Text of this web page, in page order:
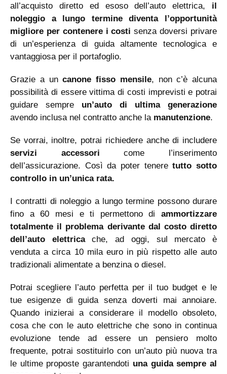
all’acquisto diretto ed esoso dell’auto elettrica, il
noleggio a lungo termine diventa l’opportunità
migliore per contenere i costi senza doversi privare
di un’esperienza di guida altamente tecnologica e
vantaggiosa per il portafoglio.
Grazie a uncanone fisso mensile, non c’è alcuna
possibilità di essere vittima di costi imprevisti e potrai
guidare sempre un’auto di ultima generazione
avendo inclusa nel contratto anche la manutenzione.
Se vorrai, inoltre, potrai richiedere anche di includere
servizi accessori come l’inserimento
dell’assicurazione. Così da poter teneretutto sotto
controllo in un’unica rata.
I contratti di noleggio a lungo termine possono durare
fino a 60 mesi e ti permettono di ammortizzare
totalmente il problema derivante dal costo diretto
dell’auto
elettricache, ad oggi, sul mercato è
venduta a circa 10 mila euro in più rispetto alle auto
tradizionali alimentate a benzina o diesel.
Potrai scegliere l’auto perfetta per il tuo budget e le
tue esigenze di guida senza doverti mai annoiare.
Quando inizierai a considerare il modello obsoleto,
cosa che con le auto elettriche che sono in continua
evoluzione tende ad essere un pensiero molto
frequente, potrai sostituirlo con un’auto più nuova tra
le ultime proposte garantendoti una guida sempre al